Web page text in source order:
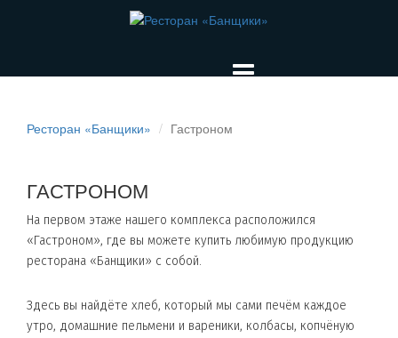
Ресторан «Банщики» Гастроном
ГАСТРОНОМ
На первом этаже нашего комплекса расположился
«Гастроном», где вы можете купить любимую продукцию
ресторана «Банщики» с собой.
Здесь вы найдёте хлеб, который мы сами печём каждое
утро, домашние пельмени и вареники, колбасы, копчёную